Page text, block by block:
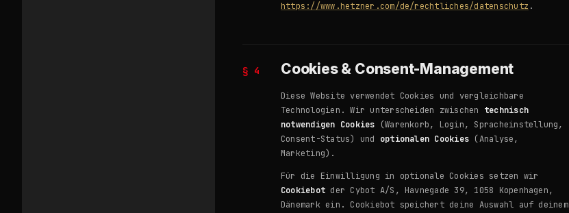
https://www.hetzner.com/de/rechtliches/datenschutz .
§ 4 Cookies & Consent-Management
Diese Website verwendet Cookies und vergleichbare
Technologien. Wir unterscheiden zwischen technisch
notwendigen Cookies (Warenkorb, Login, Spracheinstellung,
Consent-Status) und optionalen Cookies (Analyse,
Marketing).
Für die Einwilligung in optionale Cookies setzen wir
Cookiebot der Cybot A/S, Havnegade 39, 1058 Kopenhagen,
Dänemark ein. Cookiebot speichert deine Auswahl auf deinem